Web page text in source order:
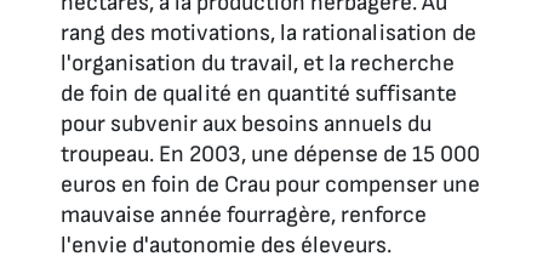
rang des motivations, la rationalisation de
l'organisation du travail, et la recherche
de foin de qualité en quantité suffisante
pour subvenir aux besoins annuels du
troupeau. En 2003, une dépense de 15 000
euros en foin de Crau pour compenser une
mauvaise année fourragère, renforce
l'envie d'autonomie des éleveurs.